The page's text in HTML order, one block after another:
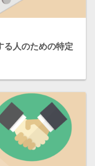
る人のための特定